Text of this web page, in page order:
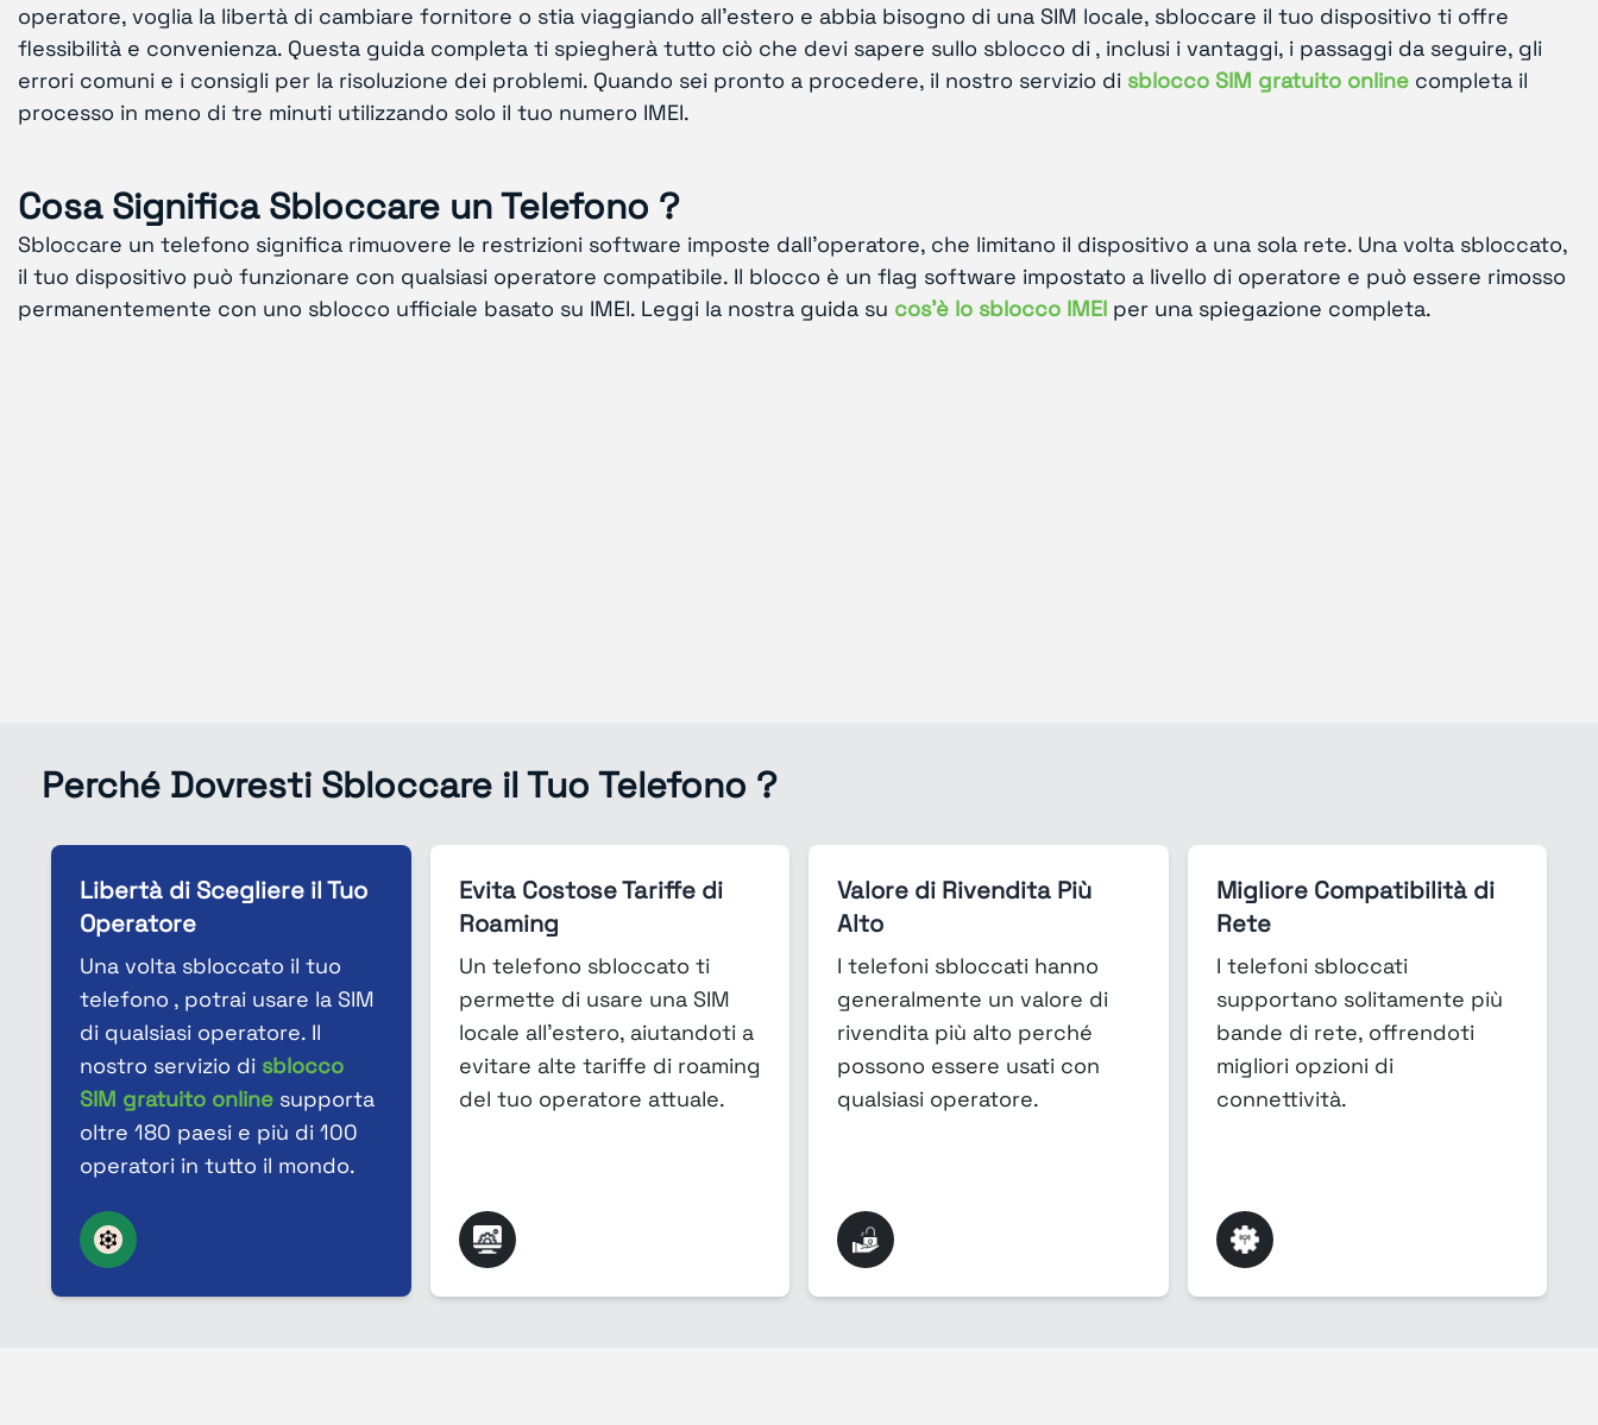
operatore, voglia la libertà di cambiare fornitore o stia viaggiando all'estero e abbia bisogno di una SIM locale, sbloccare il tuo dispositivo ti offre
flessibilità e convenienza. Questa guida completa ti spiegherà tutto ciò che devi sapere sullo sblocco di , inclusi i vantaggi, i passaggi da seguire, gli
errori comuni e i consigli per la risoluzione dei problemi. Quando sei pronto a procedere, il nostro servizio di sblocco SIM gratuito online completa il
processo in meno di tre minuti utilizzando solo il tuo numero IMEI.
Cosa Significa Sbloccare un Telefono ?
Sbloccare un telefono significa rimuovere le restrizioni software imposte dall'operatore, che limitano il dispositivo a una sola rete. Una volta sbloccato,
il tuo dispositivo può funzionare con qualsiasi operatore compatibile. Il blocco è un flag software impostato a livello di operatore e può essere rimosso
permanentemente con uno sblocco ufficiale basato su IMEI. Leggi la nostra guida su cos'è lo sblocco IMEI per una spiegazione completa.
Perché Dovresti Sbloccare il Tuo Telefono ?
Libertà di Scegliere il Tuo
Operatore
Una volta sbloccato il tuo
telefono , potrai usare la SIM
di qualsiasi operatore. Il
nostro servizio di sblocco
SIM gratuito online supporta
oltre 180 paesi e più di 100
operatori in tutto il mondo.
Evita Costose Tariffe di
Roaming
Un telefono sbloccato ti
permette di usare una SIM
locale all'estero, aiutandoti a
evitare alte tariffe di roaming
del tuo operatore attuale.
Valore di Rivendita Più
Alto
I telefoni sbloccati hanno
generalmente un valore di
rivendita più alto perché
possono essere usati con
qualsiasi operatore.
Migliore Compatibilità di
Rete
I telefoni sbloccati
supportano solitamente più
bande di rete, offrendoti
migliori opzioni di
connettività.